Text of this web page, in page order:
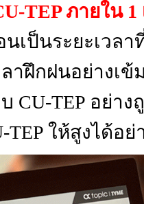
TEP ภายใน
นเป็นระยะเว
าฝึกฝนอย่างเ
CU-TEP อย่า
ให้สูงได้อย่